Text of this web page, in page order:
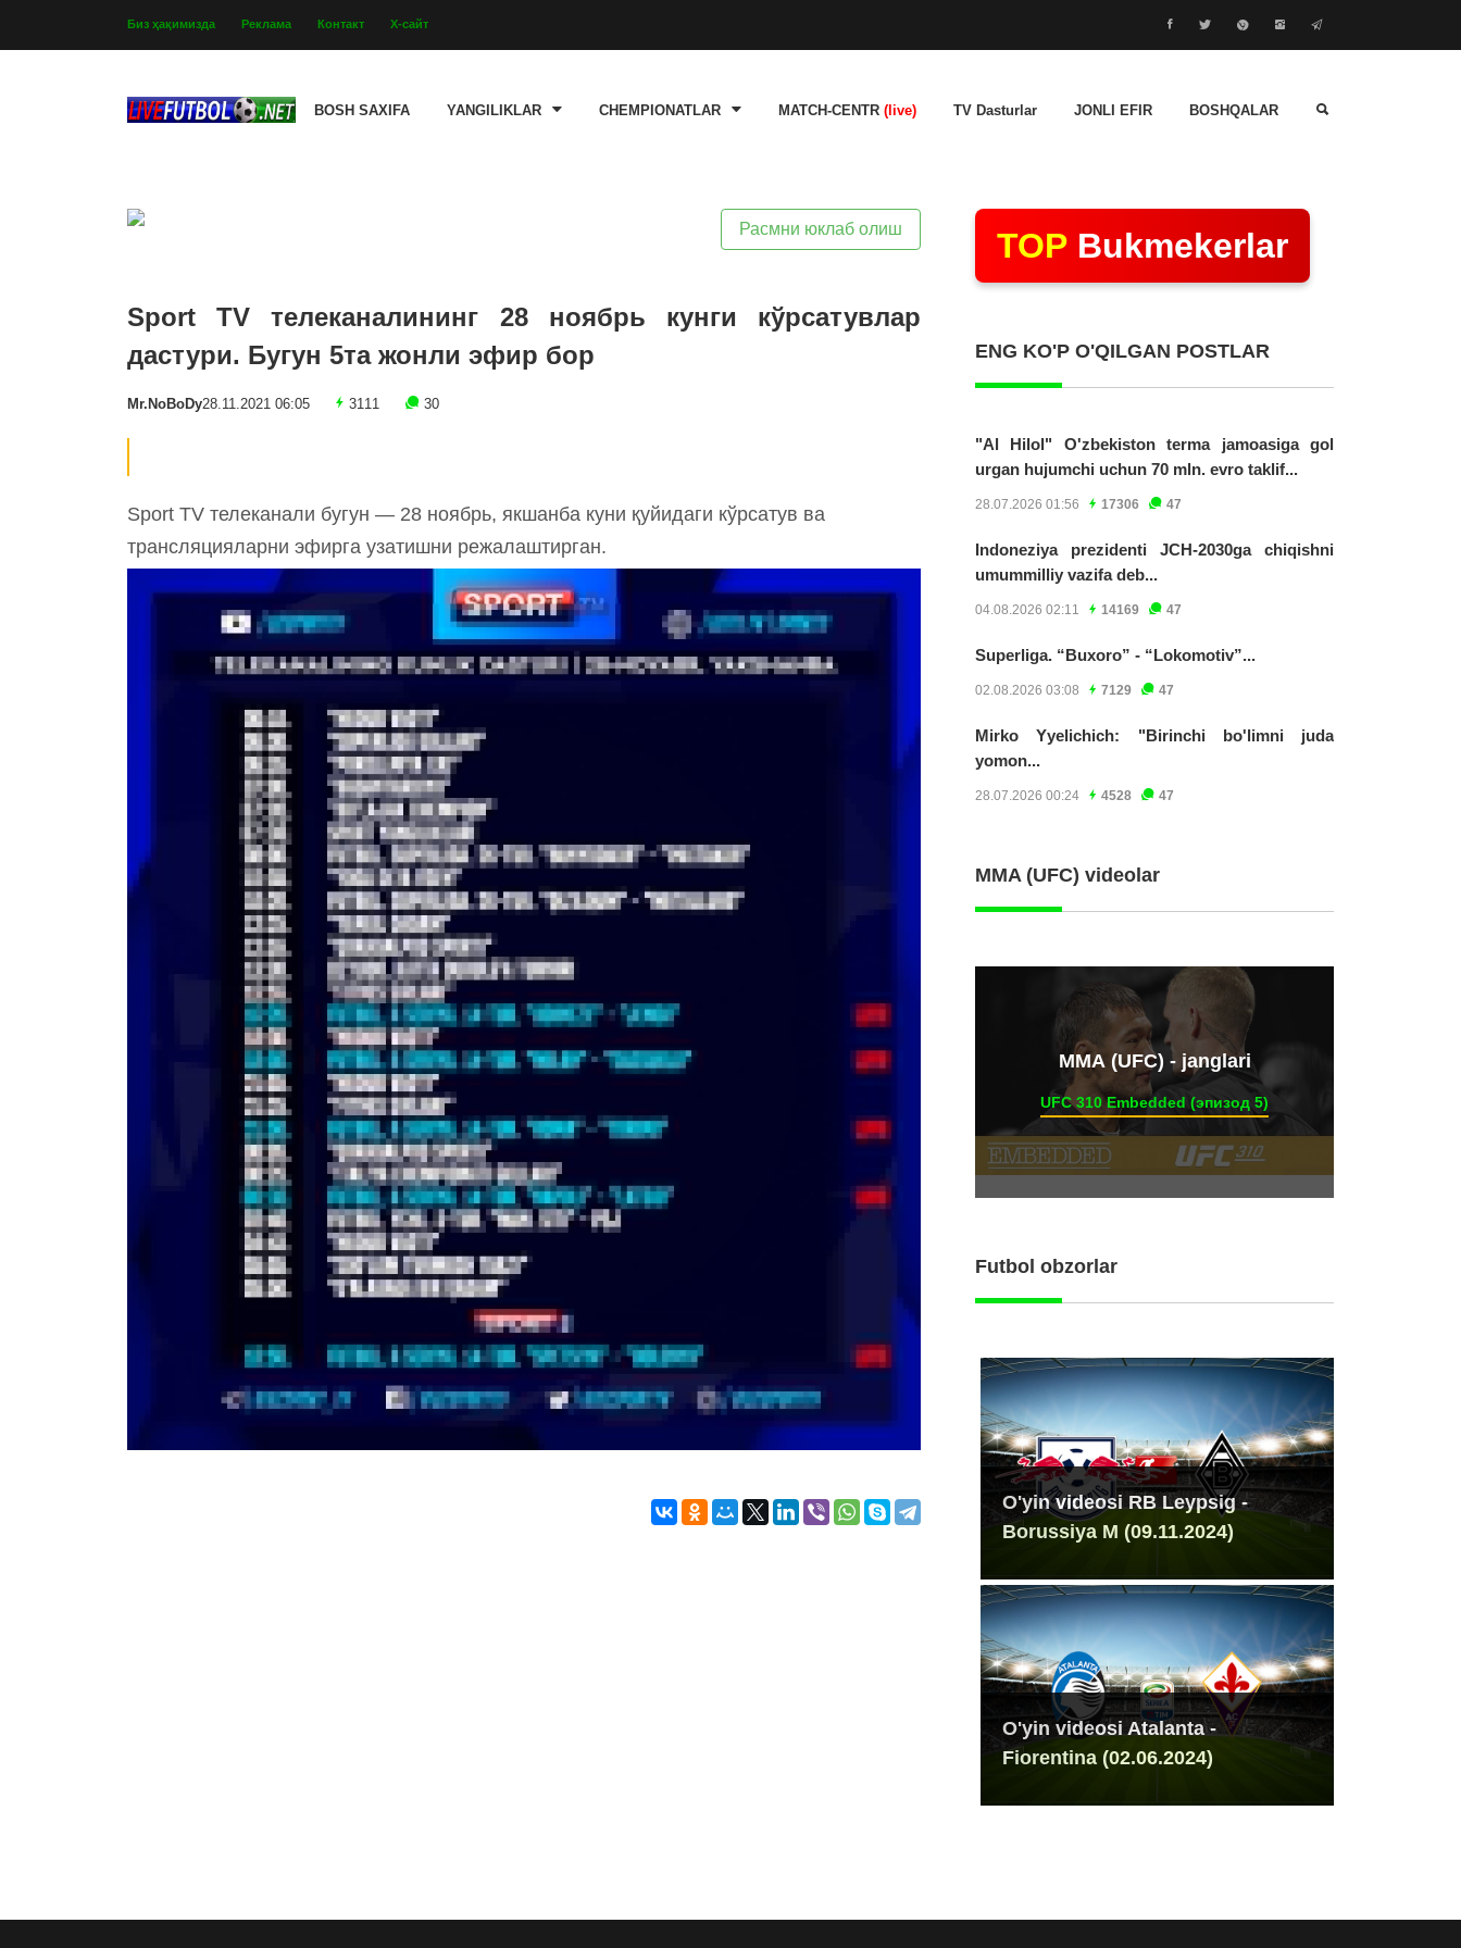
Биз ҳақимизда Реклама Контакт Х-сайт
BOSH SAXIFA YANGILIKLAR CHEMPIONATLAR MATCH-CENTR (live) TV Dasturlar JONLI EFIR BOSHQALAR
Расмни юклаб олиш
Sport TV телеканалининг 28 ноябрь кунги кўрсатувлар
дастури. Бугун 5та жонли эфир бор
Mr.NoBoDy28.11.2021 06:05 3111 30
Sport TV телеканали бугун — 28 ноябрь, якшанба куни қуйидаги кўрсатув ва
трансляцияларни эфирга узатишни режалаштирган.
TOP Bukmekerlar
ENG KO'P O'QILGAN POSTLAR
"Al Hilol" O'zbekiston terma jamoasiga gol
urgan hujumchi uchun 70 mln. evro taklif...
28.07.2026 01:56 17306 47
Indoneziya prezidenti JCH-2030ga chiqishni
umummilliy vazifa deb...
04.08.2026 02:11 14169 47
Superliga. “Buxoro” - “Lokomotiv”...
02.08.2026 03:08 7129 47
Mirko Yyelichich: "Birinchi bo'limni juda
yomon...
28.07.2026 00:24 4528 47
MMA (UFC) videolar
ММА (UFC) - janglari
UFC 310 Embedded (эпизод 5)
Futbol obzorlar
O'yin videosi RB Leypsig -
Borussiya M (09.11.2024)
O'yin videosi Atalanta -
Fiorentina (02.06.2024)